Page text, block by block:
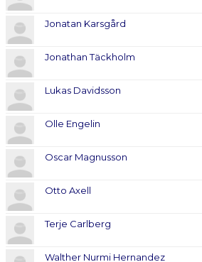
Jonatan Karsgård
Jonathan Täckholm
Lukas Davidsson
Olle Engelin
Oscar Magnusson
Otto Axell
Terje Carlberg
Walther Nurmi Hernandez